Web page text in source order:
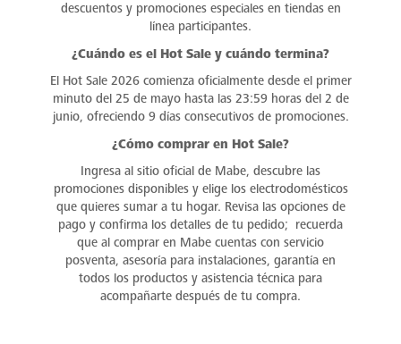
descuentos y promociones especiales en tiendas en
línea participantes.
¿Cuándo es el Hot Sale y cuándo termina?
El Hot Sale 2026 comienza oficialmente desde el primer
minuto del 25 de mayo hasta las 23:59 horas del 2 de
junio, ofreciendo 9 días consecutivos de promociones.
¿Cómo comprar en Hot Sale?
Ingresa al sitio oficial de Mabe, descubre las
promociones disponibles y elige los electrodomésticos
que quieres sumar a tu hogar. Revisa las opciones de
pago y confirma los detalles de tu pedido; recuerda
que al comprar en Mabe cuentas con servicio
posventa, asesoría para instalaciones, garantía en
todos los productos y asistencia técnica para
acompañarte después de tu compra.